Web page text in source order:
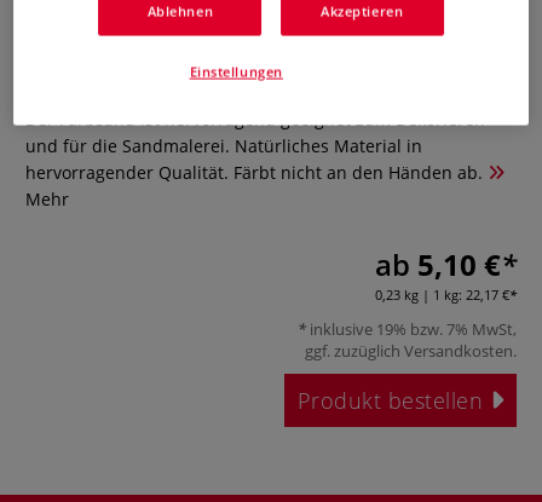
Farbsand
0 Bewertungen
Der Farbsand ist hervorragend geeignet zum Dekorieren
und für die Sandmalerei. Natürliches Material in
hervorragender Qualität. Färbt nicht an den Händen ab.
Mehr
ab 5,10 €
0,23 kg | 1 kg: 22,17 €
inklusive 19% bzw. 7% MwSt,
ggf. zuzüglich Versandkosten.
Produkt bestellen
Ablehnen Akzeptieren
Einstellungen